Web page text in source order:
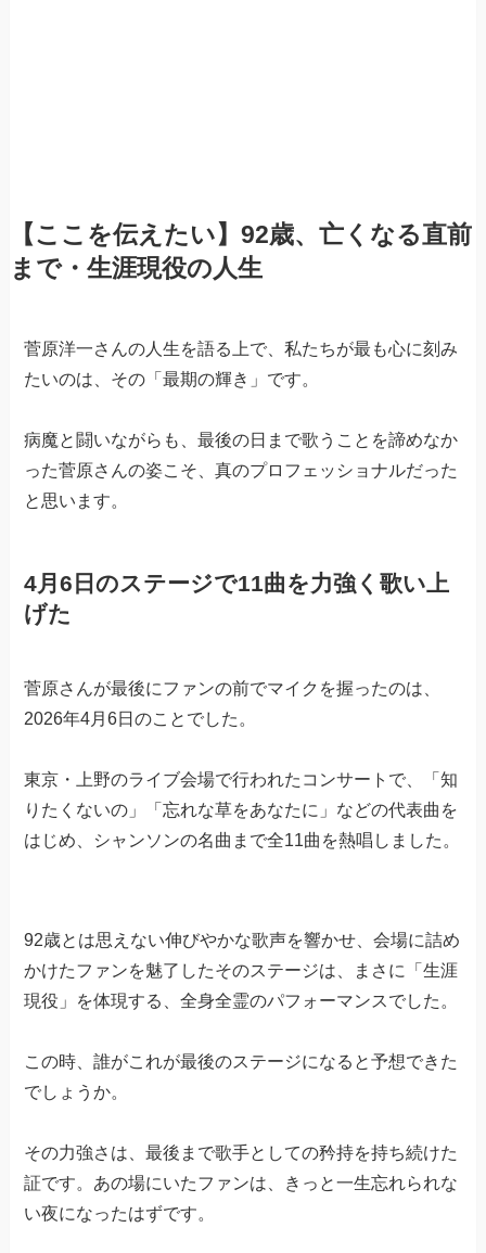
【ここを伝えたい】92歳、亡くなる直前
まで・生涯現役の人生
菅原洋一さんの人生を語る上で、私たちが最も心に刻み
たいのは、その「最期の輝き」です。
病魔と闘いながらも、最後の日まで歌うことを諦めなか
った菅原さんの姿こそ、真のプロフェッショナルだった
と思います。
4月6日のステージで11曲を力強く歌い上
げた
菅原さんが最後にファンの前でマイクを握ったのは、
2026年4月6日のことでした。
東京・上野のライブ会場で行われたコンサートで、「知
りたくないの」「忘れな草をあなたに」などの代表曲を
はじめ、シャンソンの名曲まで全11曲を熱唱しました。
92歳とは思えない伸びやかな歌声を響かせ、会場に詰め
かけたファンを魅了したそのステージは、まさに「生涯
現役」を体現する、全身全霊のパフォーマンスでした。
この時、誰がこれが最後のステージになると予想できた
でしょうか。
その力強さは、最後まで歌手としての矜持を持ち続けた
証です。あの場にいたファンは、きっと一生忘れられな
い夜になったはずです。